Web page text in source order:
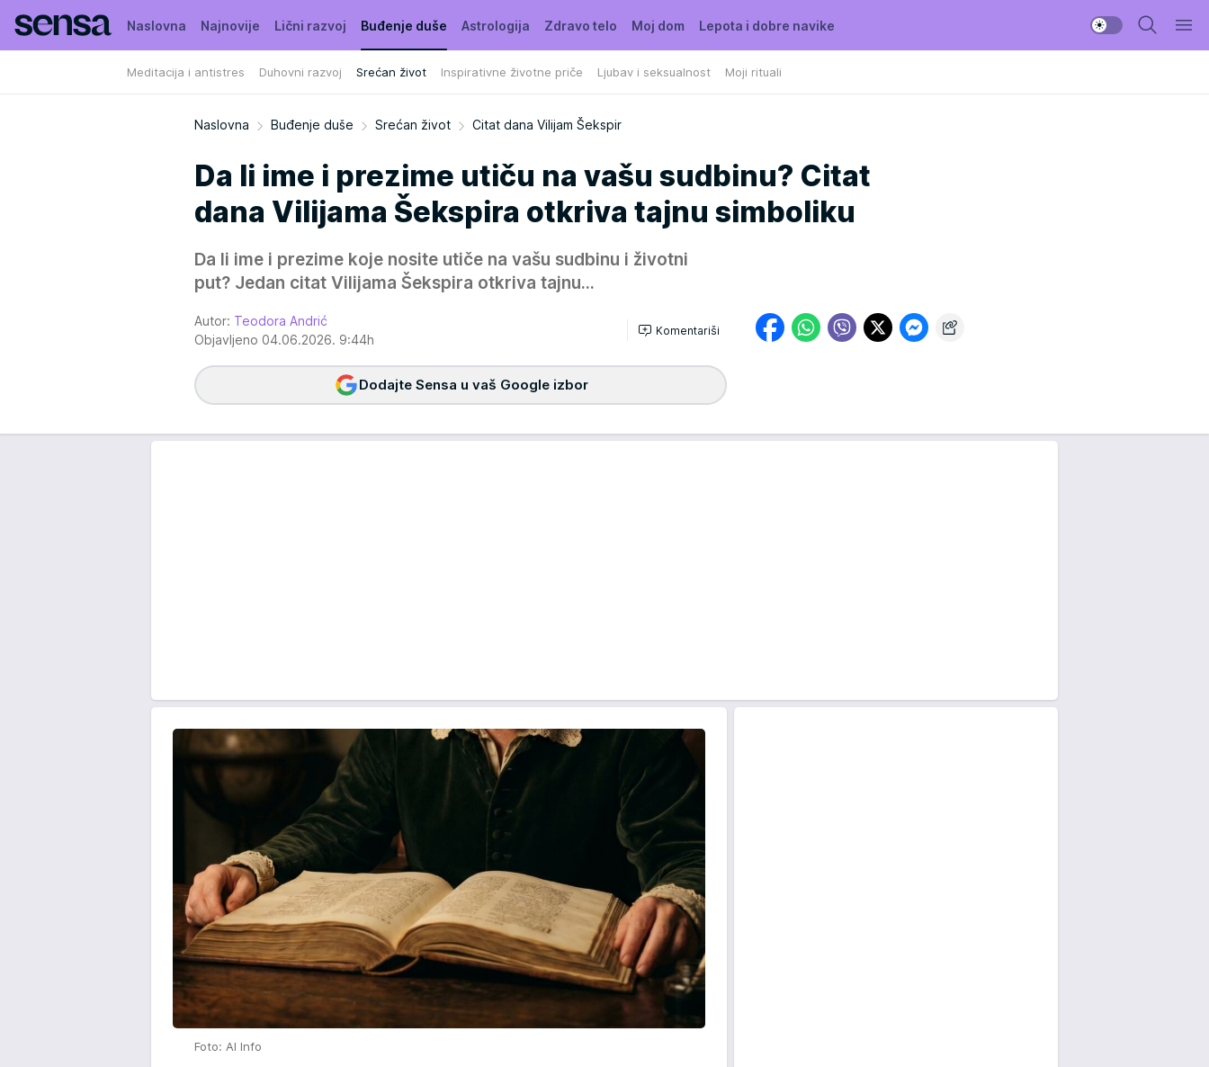
Naslovna Najnovije Lični razvoj Buđenje duše
Meditacija i antistres Duhovni razvoj Srećan život Inspirativne životne priče Ljubav i seksualnost Moji rituali
Astrologija Zdravo telo Moj dom Lepota i dobre navike
Naslovna Buđenje duše Srećan život Citat dana Vilijam Šekspir
Da li ime i prezime utiču na vašu sudbinu? Citat
dana Vilijama Šekspira otkriva tajnu simboliku
Da li ime i prezime koje nosite utiče na vašu sudbinu i životni
put? Jedan citat Vilijama Šekspira otkriva tajnu...
Autor: Teodora Andrić
Objavljeno 04.06.2026. 9:44h
Komentariši
Dodajte Sensa u vaš Google izbor
Foto: AI Info